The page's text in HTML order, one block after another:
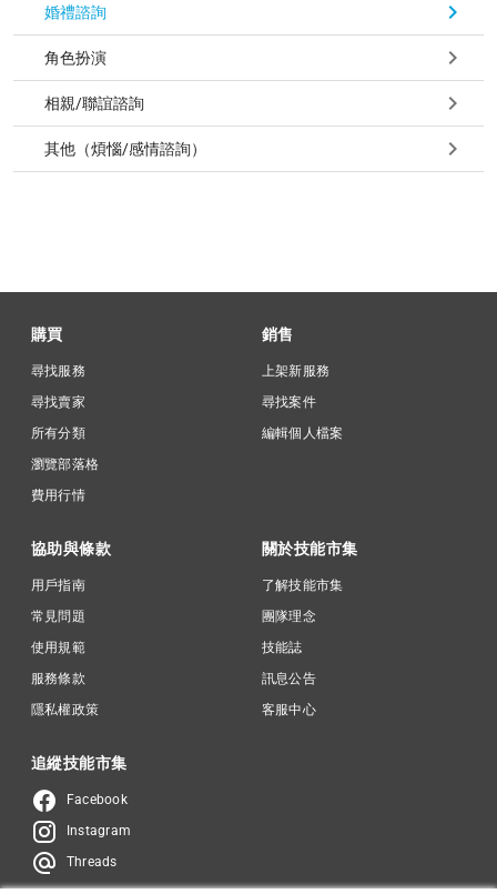
婚禮諮詢
角色扮演
相親/聯誼諮詢
其他（煩惱/感情諮詢）
購買
尋找服務
尋找賣家
所有分類
瀏覽部落格
費用行情
銷售
上架新服務
尋找案件
編輯個人檔案
協助與條款
用戶指南
常見問題
使用規範
服務條款
隱私權政策
關於技能市集
了解技能市集
團隊理念
技能誌
訊息公告
客服中心
追縱技能市集
Facebook
Instagram
Threads